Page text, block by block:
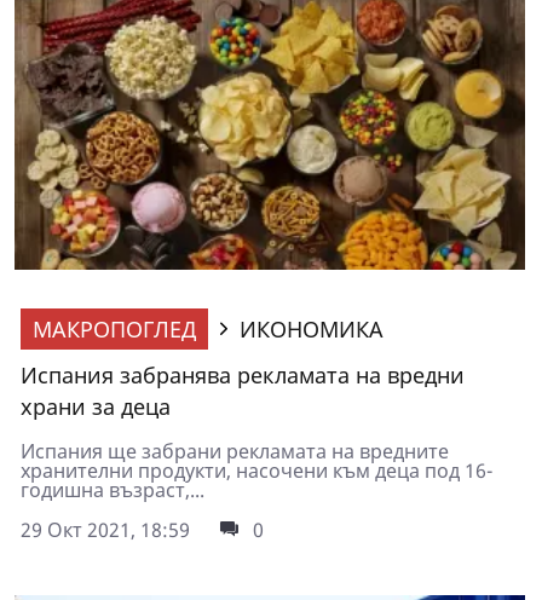
МАКРОПОГЛЕД
ИКОНОМИКА
Испания забранява рекламата на вредни
храни за деца
Испания ще забрани рекламата на вредните
хранителни продукти, насочени към деца под 16-
годишна възраст,...
29 Окт 2021, 18:59
0